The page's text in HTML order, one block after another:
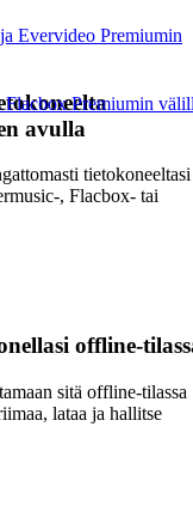
Evervideo Premiumin
Premiumin
avulla
tietokoneeltasi
, Flacbox- tai
offline-
sitä offline-tilassa
lataa ja hallitse